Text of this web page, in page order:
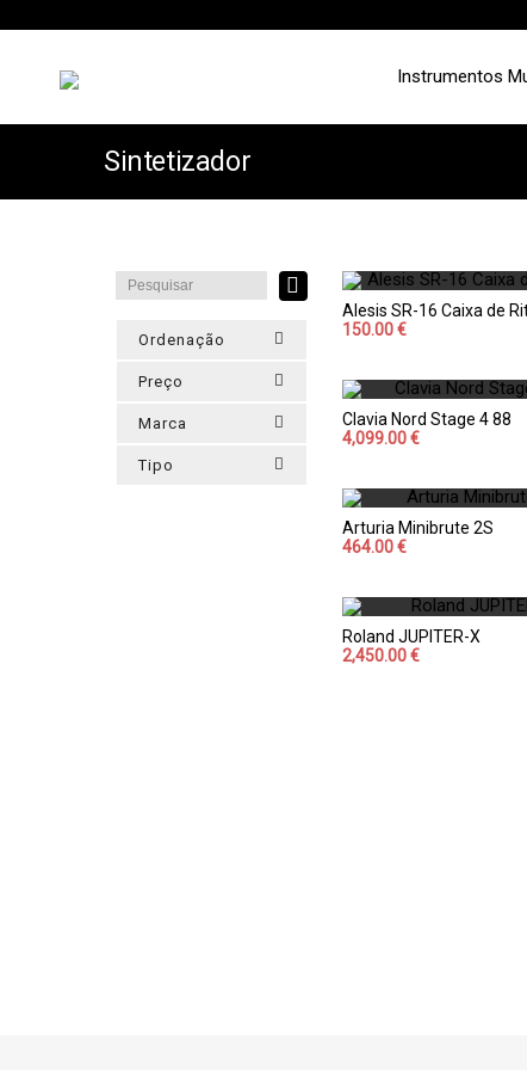
Instrumentos
Sintetizador
Ordenação
Preço
Marca
Tipo
Alesis SR-16 Caixa de
150.00 €
Clavia Nord Stage 4 88
4,099.00 €
Arturia Minibrute 2S
464.00 €
Roland JUPITER-X
2,450.00 €